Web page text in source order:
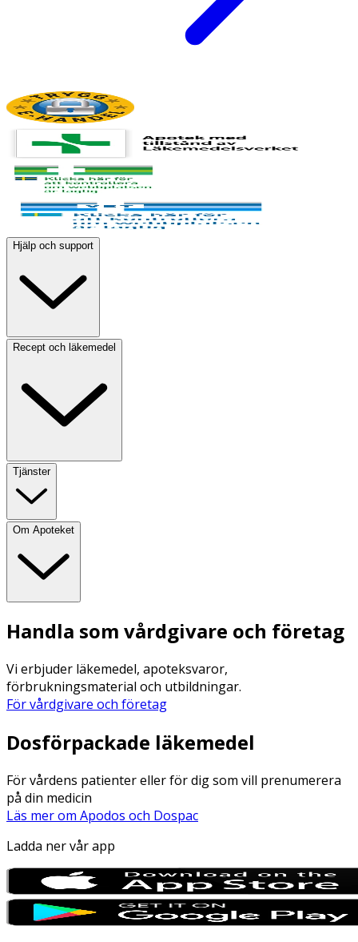
Hjälp och support
Recept och läkemedel
Tjänster
Om Apoteket
Handla som vårdgivare och företag
Vi erbjuder läkemedel, apoteksvaror,
förbrukningsmaterial och utbildningar.
För vårdgivare och företag
Dosförpackade läkemedel
För vårdens patienter eller för dig som vill prenumerera
på din medicin
Läs mer om Apodos och Dospac
Ladda ner vår app